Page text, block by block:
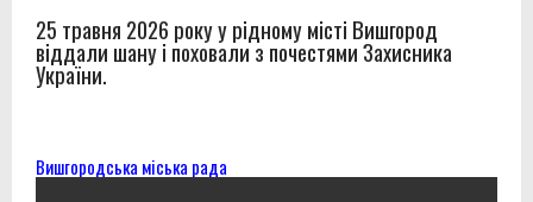
окупованих територіях України
25 травня 2026 року у рідному місті Вишгород
віддали шану і поховали з почестями Захисника
України.
Вишгородська міська рада